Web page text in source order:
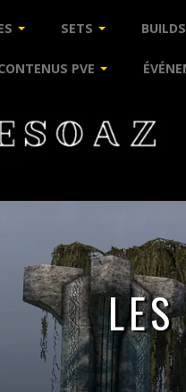
SETS BUILDS
PVE